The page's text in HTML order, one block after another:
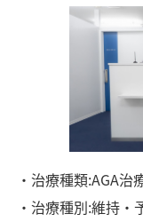
・治療種類:AGA治
・治療種別:維持